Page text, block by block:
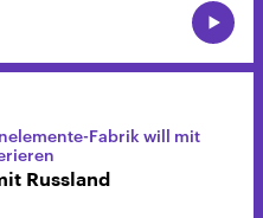
Fabrik will mit
Russland